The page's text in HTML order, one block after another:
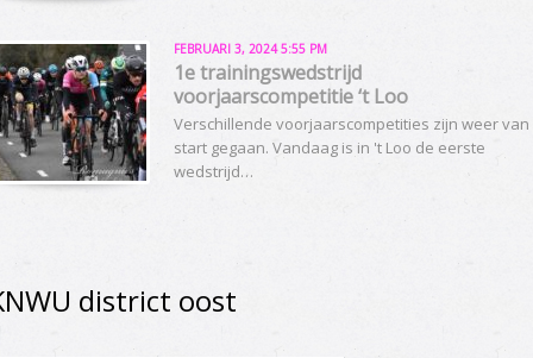
FEBRUARI 3, 2024 5:55 PM
1e trainingswedstrijd
voorjaarscompetitie ‘t Loo
Verschillende voorjaarscompetities zijn weer van
start gegaan. Vandaag is in 't Loo de eerste
wedstrijd…
district oost